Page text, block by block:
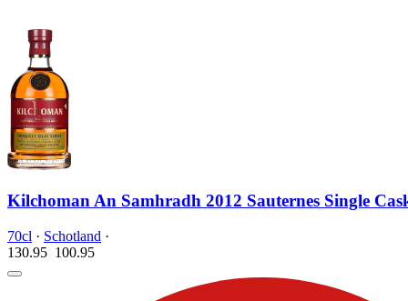
Kilchoman An Samhradh 2012 Sauternes Single
70cl · Schotland ·
130.95 100.95